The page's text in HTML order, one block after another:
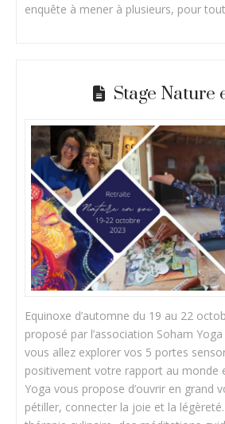
enquête à mener à plusieurs, pour
Stage Nature
Equinoxe d’automne du 19 au 22
proposé par l’association Soham
vous allez explorer vos 5 portes
positivement votre rapport au monde
Yoga vous propose d’ouvrir en grand
pétiller, connecter la joie et la